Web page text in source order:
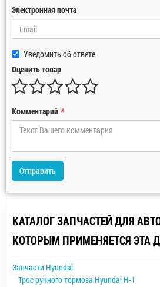
Электронная почта
Уведомить об ответе
Оценить товар
Комментарий *
Отправить
КАТАЛОГ ЗАПЧАСТЕЙ ДЛЯ
КОТОРЫМ ПРИМЕНЯЕТСЯ ЭТА
Запчасти Hyundai
Трос ручного тормоза Hyundai H-1